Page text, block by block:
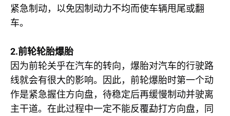
紧急制动，以免因制动力不均而使车辆甩尾或翻
车。
2.前轮轮胎爆胎
因为前轮关乎在汽车的转向，爆胎对汽车的行驶路
线就会有很大的影响。因此，前轮爆胎时第一个动
作是紧急握住方向盘，待稳定后再缓慢制动并驶离
主干道。在此过程中一定不能反覆勐打方向盘，同